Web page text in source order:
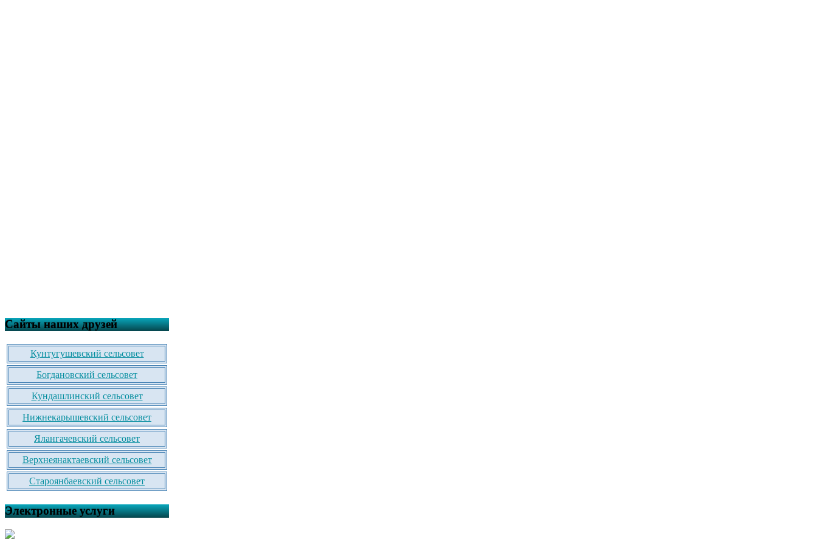
Сайты наших друзей
Кунтугушевский сельсовет
Богдановский сельсовет
Кундашлинский сельсовет
Нижнекарышевский сельсовет
Ялангачевский сельсовет
Верхнеянактаевский сельсовет
Староянбаевский сельсовет
Электронные услуги